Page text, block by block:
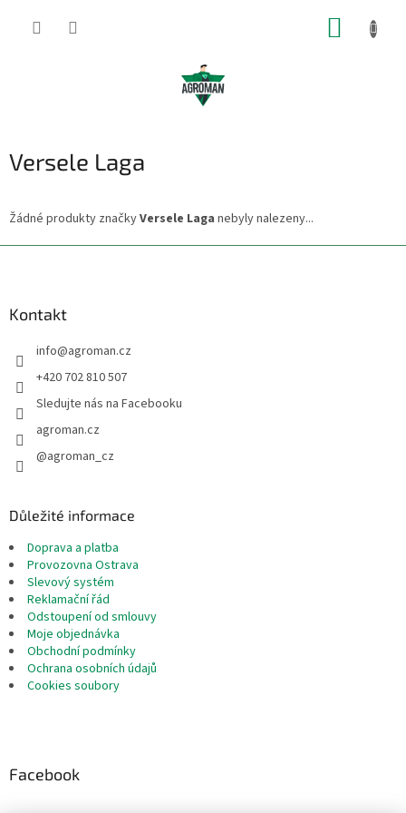
Versele Laga
Žádné produkty značkyVersele Laga nebyly nalezeny...
Kontakt
info@agroman.cz
+420 702 810 507
Sledujte nás na Facebooku
agroman.cz
@agroman_cz
Důležité informace
Doprava a platba
Provozovna Ostrava
Slevový systém
Reklamační řád
Odstoupení od smlouvy
Moje objednávka
Obchodní podmínky
Ochrana osobních údajů
Cookies soubory
Facebook